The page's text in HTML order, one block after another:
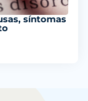
síntomas